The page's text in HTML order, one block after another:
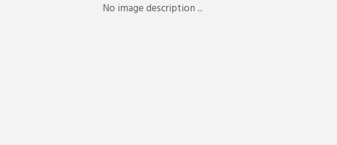
No image description ...